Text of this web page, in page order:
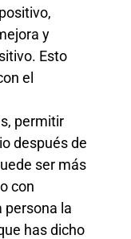
y
Esto
el
permitir
después de
ser más
con
persona la
has dicho